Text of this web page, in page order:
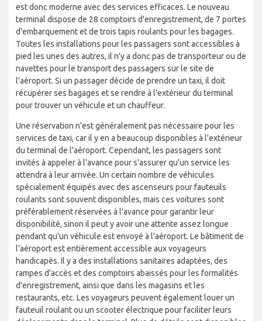
est donc moderne avec des services efficaces. Le nouveau
terminal dispose de 28 comptoirs d'enregistrement, de 7 portes
d'embarquement et de trois tapis roulants pour les bagages.
Toutes les installations pour les passagers sont accessibles à
pied les unes des autres, il n'y a donc pas de transporteur ou de
navettes pour le transport des passagers sur le site de
l'aéroport. Si un passager décide de prendre un taxi, il doit
récupérer ses bagages et se rendre à l'extérieur du terminal
pour trouver un véhicule et un chauffeur.
Une réservation n'est généralement pas nécessaire pour les
services de taxi, car il y en a beaucoup disponibles à l'extérieur
du terminal de l'aéroport. Cependant, les passagers sont
invités à appeler à l'avance pour s'assurer qu'un service les
attendra à leur arrivée. Un certain nombre de véhicules
spécialement équipés avec des ascenseurs pour fauteuils
roulants sont souvent disponibles, mais ces voitures sont
préférablement réservées à l'avance pour garantir leur
disponibilité, sinon il peut y avoir une attente assez longue
pendant qu'un véhicule est envoyé à l'aéroport. Le bâtiment de
l'aéroport est entièrement accessible aux voyageurs
handicapés. Il y a des installations sanitaires adaptées, des
rampes d'accès et des comptoirs abaissés pour les formalités
d'enregistrement, ainsi que dans les magasins et les
restaurants, etc. Les voyageurs peuvent également louer un
fauteuil roulant ou un scooter électrique pour faciliter leurs